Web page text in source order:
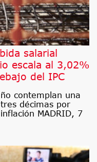
salarial
escala al 3,02%
del IPC
contemplan una
décimas por
MADRID, 7